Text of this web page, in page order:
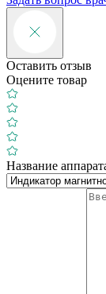
Оставить отзыв
Оцените товар
Название